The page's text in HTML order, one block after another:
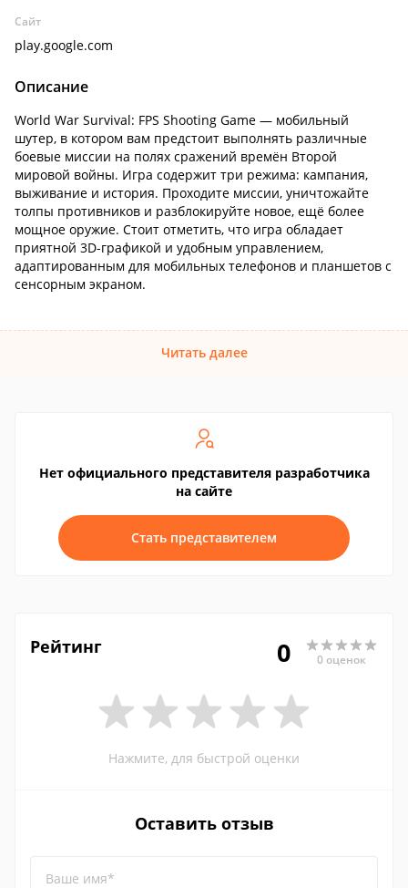
Сайт
play.google.com
Описание
World War Survival: FPS Shooting Game — мобильный
шутер, в котором вам предстоит выполнять различные
боевые миссии на полях сражений времён Второй
мировой войны. Игра содержит три режима: кампания,
выживание и история. Проходите миссии, уничтожайте
толпы противников и разблокируйте новое, ещё более
мощное оружие. Стоит отметить, что игра обладает
приятной 3D-графикой и удобным управлением,
адаптированным для мобильных телефонов и планшетов с
сенсорным экраном.
Читать далее
Нет официального представителя разработчика
на сайте
Стать представителем
Рейтинг 0 0 оценок
Нажмите, для быстрой оценки
Оставить отзыв
Ваше имя*